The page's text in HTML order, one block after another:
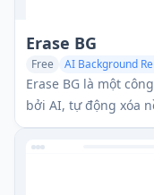
Erase BG
Free AI Background
AI Image Segmentation
Erase BG là một
bởi AI, tự động xóa
phân giải 4K, không
biệt.